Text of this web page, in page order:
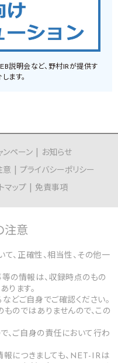
説明会など、野村IRが提供す
ます。
ンペーン
お知らせ
意
プライバシーポリシー
マップ 免責事項
注意
、正確性、相当性、その他一
の情報は、収録時点のもの
ります。
どご自身でご確認ください。
のではありませんので、この
、ご自身の責任において行わ
につきましても、NET-IRは